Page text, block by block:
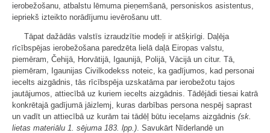
ierobežošanu, atbalstu lēmuma pieņemšanā, personiskos asistentus,
iepriekš izteikto norādījumu ievērošanu utt.
Tāpat dažādās valstīs izraudzītie modeļi ir atšķirīgi. Daļēja
rīcībspējas ierobežošana paredzēta lielā daļā Eiropas valstu,
piemēram, Čehijā, Horvātijā, Igaunijā, Polijā, Vācijā un citur. Tā,
piemēram, Igaunijas Civilkodekss noteic, ka gadījumos, kad personai
iecelts aizgādnis, tās rīcībspēja uzskatāma par ierobežotu tajos
jautājumos, attiecībā uz kuriem iecelts aizgādnis. Tādējādi tiesai katrā
konkrētajā gadījumā jāizlemj, kuras darbības persona nespēj saprast
un vadīt un attiecībā uz kurām tai tādēļ būtu ieceļams aizgādnis (sk.
lietas materiālu 1. sējuma 183. lpp.) . Savukārt Nīderlandē un